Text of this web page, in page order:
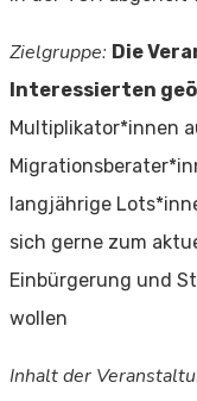
Zielgruppe: Die
Interessierten
Multiplikator*innen
langjährige
sich gerne zum
Einbürgerung und
wollen
Inhalt der